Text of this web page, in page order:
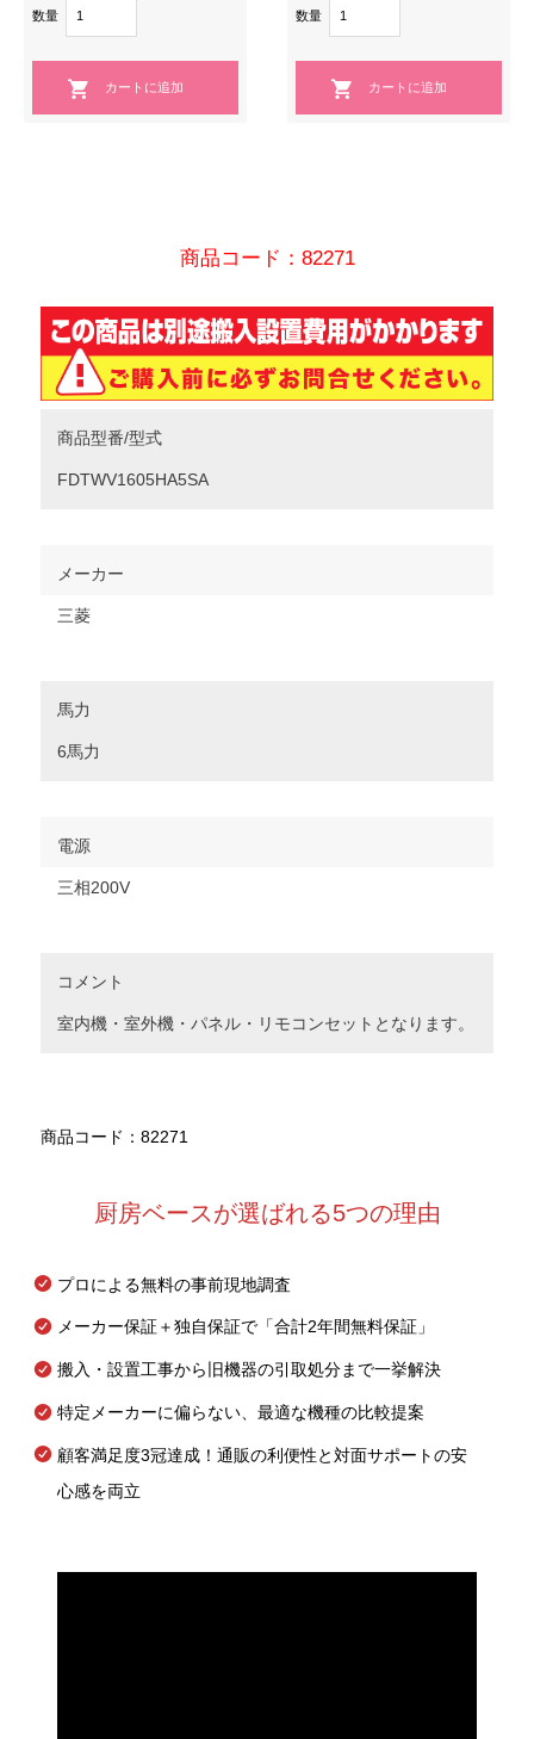
数量 数量
商品コード：82271
商品型番/型式
FDTWV1605HA5SA
メーカー
三菱
馬力
6馬力
電源
三相200V
コメント
室内機・室外機・パネル・リモコンセットとなります。
商品コード：82271
厨房ベースが選ばれる5つの理由
プロによる無料の事前現地調査
メーカー保証＋独自保証で「合計2年間無料保証」
搬入・設置工事から旧機器の引取処分まで一挙解決
特定メーカーに偏らない、最適な機種の比較提案
顧客満足度3冠達成！通販の利便性と対面サポートの安
心感を両立